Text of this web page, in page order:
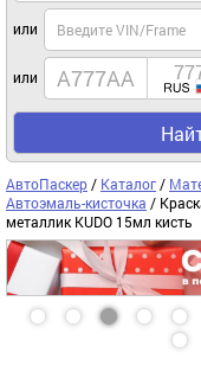
или
или
АвтоПаскер / Каталог /
Автоэмаль-кисточка /
металлик KUDO 15мл кисть